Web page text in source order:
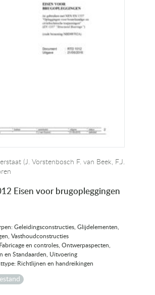
(J. Vorstenbosch F. van Beek, F.J.
Eisen voor brugopleggingen
Geleidingsconstructies, Glijdelementen,
Vasthoudconstructies
en controles, Ontwerpaspecten,
en Standaarden, Uitvoering
Richtlijnen en handreikingen